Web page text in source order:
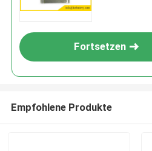
Fortsetzen
Empfohlene Produkte